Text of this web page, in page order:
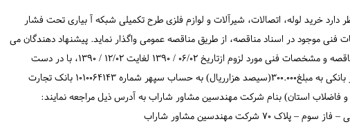
خرید لوله، اتصالات، شیرآلات و لوازم فلزی طرح تکمیلی شبکه آ بیاری تحت فشار
فنی موجود در اسناد مناقصه، از طریق مناقصه عمومی واگذار نماید. پیشنهاد دهندگان می
توانند به منظور دریافت اسناد مناقصه و مشخصات فنی مورد لزوم ازتاریخ ۰۶/۰۲ / ۱۳۹۰ لغایت ۱۲/۰۲ / ۱۳۹۰، با در دست
داشتن معرفی نامه و اعلامیه واریز بانکی به مبلغ۳۰۰.۰۰۰(سیصد هزارریال) به حساب سپهر شماره ۱۰۱۰۰۶۴۱۴۳ بانک تجارت
و فاضلاب استان) بنام شرکت مهندسین مشاور شاراب به آدرس ذیل مراجعه نمایند: